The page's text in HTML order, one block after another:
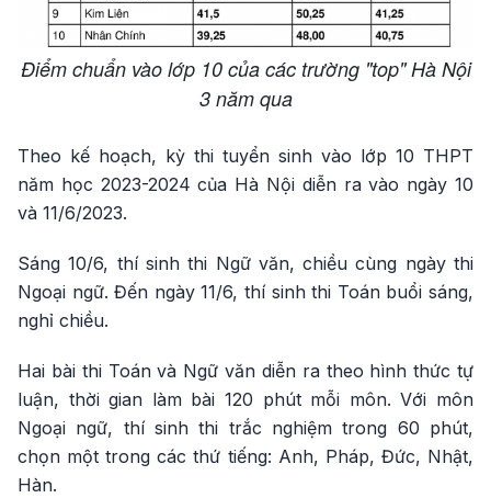
Điểm chuẩn vào lớp 10 của các trường "top" Hà Nội
3 năm qua
Theo kế hoạch, kỳ thi tuyển sinh vào lớp 10 THPT
năm học 2023-2024 của Hà Nội diễn ra vào ngày 10
và 11/6/2023.
Sáng 10/6, thí sinh thi Ngữ văn, chiều cùng ngày thi
Ngoại ngữ. Đến ngày 11/6, thí sinh thi Toán buổi sáng,
nghỉ chiều.
Hai bài thi Toán và Ngữ văn diễn ra theo hình thức tự
luận, thời gian làm bài 120 phút mỗi môn. Với môn
Ngoại ngữ, thí sinh thi trắc nghiệm trong 60 phút,
chọn một trong các thứ tiếng: Anh, Pháp, Đức, Nhật,
Hàn.